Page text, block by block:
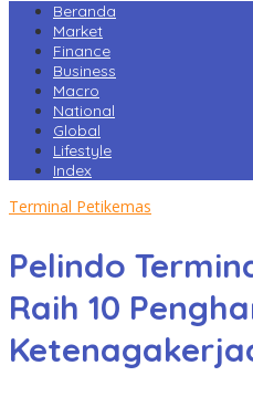
Beranda
Market
Finance
Business
Macro
National
Global
Lifestyle
Index
Terminal Petikemas
Pelindo
Raih 10